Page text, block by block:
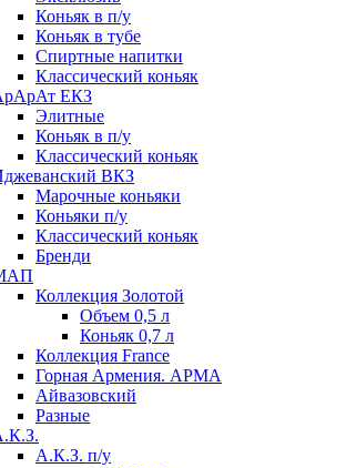
Коньяк в п/у
Коньяк в тубе
Спиртные напитки
Классический коньяк
ЕКЗ
Элитные
Коньяк в п/у
Классический коньяк
ВКЗ
Марочные коньяки
Коньяки п/у
Классический коньяк
Бренди
Коллекция Золотой
Объем 0,5 л
Коньяк 0,7 л
Коллекция France
Горная Армения. АРМА
Айвазовский
Разные
А.К.З. п/у